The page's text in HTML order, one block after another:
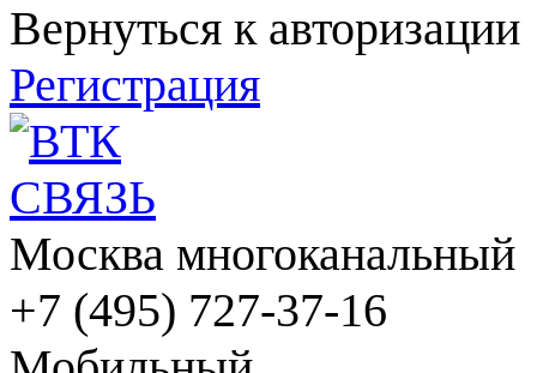
Вернуться к авторизации
Регистрация
Москва многоканальный
+7 (495) 727-37-16